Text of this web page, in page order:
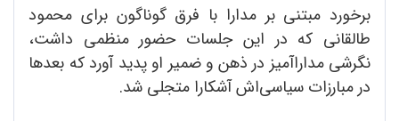
برخورد مبتنی بر مدارا با فرق گوناگون برای محمود
طالقانی که در این جلسات حضور منظمی داشت،
نگرشی مدارا‌آمیز در ذهن و ضمیر او پدید آورد که بعدها
در مبارزات سیاسی‌اش آشکارا متجلی شد.